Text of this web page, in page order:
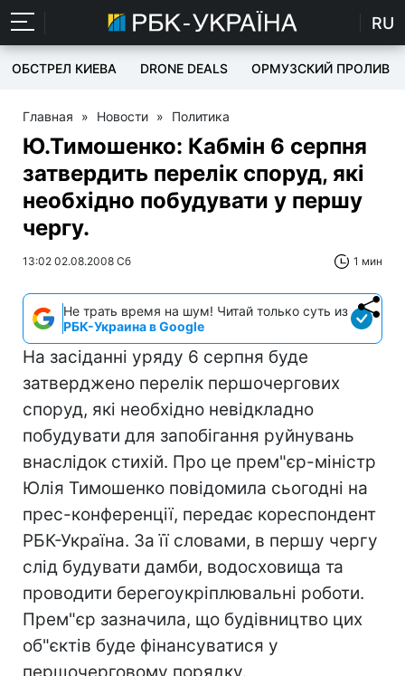
RU
ОБСТРЕЛ КИЕВА DRONE DEALS ОРМУЗСКИЙ ПРОЛИВ
Главная » Новости » Политика
Ю.Тимошенко: Кабмін 6 серпня
затвердить перелік споруд, які
необхідно побудувати у першу
чергу.
13:02 02.08.2008 Сб 1 мин
Не трать время на шум! Читай только суть из
РБК-Украина в Google
На засіданні уряду 6 серпня буде
затверджено перелік першочергових
споруд, які необхідно невідкладно
побудувати для запобігання руйнувань
внаслідок стихій. Про це прем"єр-міністр
Юлія Тимошенко повідомила сьогодні на
прес-конференції, передає кореспондент
РБК-Україна. За її словами, в першу чергу
слід будувати дамби, водосховища та
проводити берегоукріплювальні роботи.
Прем"єр зазначила, що будівництво цих
об"єктів буде фінансуватися у